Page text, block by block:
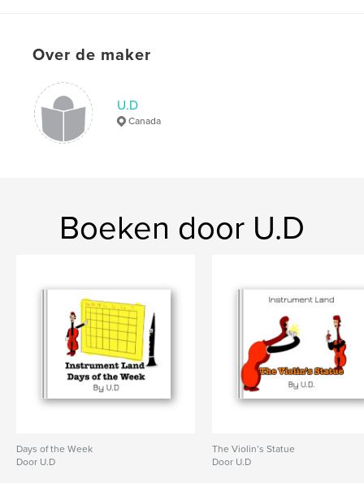
different languages ,
Over de maker
U.D
Canada
Boeken door U.D
Days of the Week
Door U.D
The Violin’s Statue
Door U.D